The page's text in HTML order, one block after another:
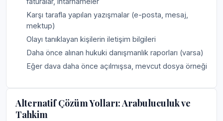
Karşı tarafla yapılan yazışmalar (e-posta, mesaj,
mektup)
Olayı tanıklayan kişilerin iletişim bilgileri
Daha önce alınan hukuki danışmanlık raporları (varsa)
Eğer dava daha önce açılmışsa, mevcut dosya örneği
Alternatif Çözüm Yolları: Arabuluculuk ve
Tahkim